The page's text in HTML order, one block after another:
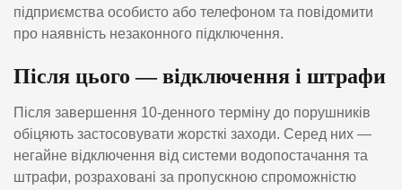
підприємства особисто або телефоном та повідомити
про наявність незаконного підключення.
Після цього — відключення і штрафи
Після завершення 10-денного терміну до порушників
обіцяють застосовувати жорсткі заходи. Серед них —
негайне відключення від системи водопостачання та
штрафи, розраховані за пропускною спроможністю